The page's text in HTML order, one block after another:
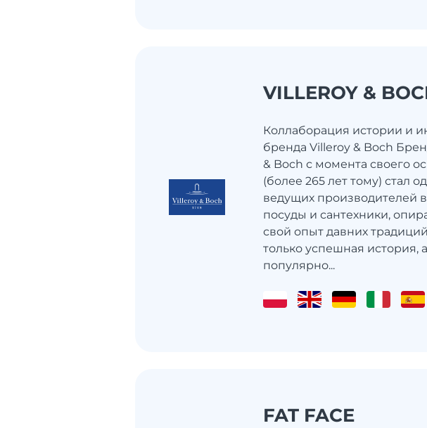
VILLEROY &
Коллаборация истории и
бренда Villeroy & Boch
& Boch с момента своего
(более 265 лет тому) стал
ведущих производителей
посуды и сантехники,
свой опыт давних
только успешная история,
популярно...
FAT FACE